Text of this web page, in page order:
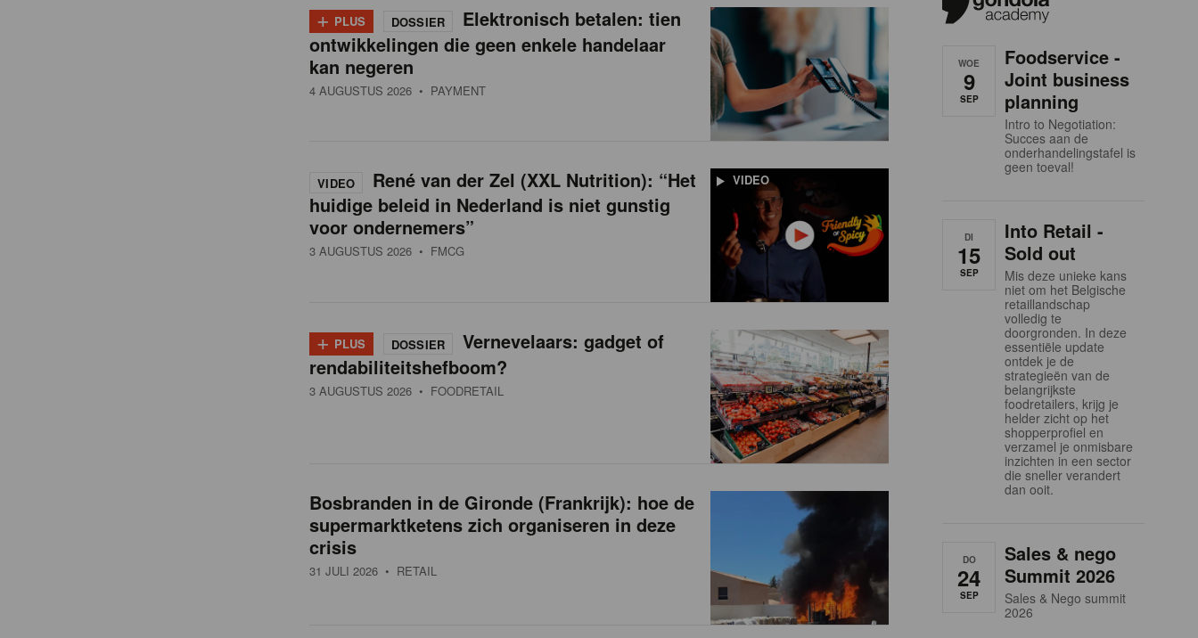
+ PLUS DOSSIER
Elektronisch betalen: tien
ontwikkelingen die geen enkele handelaar
kan negeren
4 AUGUSTUS 2026 • PAYMENT
VIDEO
VIDEO
René van der Zel (XXL Nutrition): “Het
huidige beleid in Nederland is niet gunstig
voor ondernemers”
3 AUGUSTUS 2026 • FMCG
+ PLUS DOSSIER
Vernevelaars: gadget of
rendabiliteitshefboom?
3 AUGUSTUS 2026 • FOODRETAIL
Bosbranden in de Gironde (Frankrijk): hoe de
supermarktketens zich organiseren in deze
crisis
31 JULI 2026 • RETAIL
WOE
9
SEP
Foodservice -
Joint business
planning
Intro to Negotiation:
Succes aan de
onderhandelingstafel is
geen toeval!
DI
15
SEP
Into Retail -
Sold out
Mis deze unieke kans
niet om het Belgische
retaillandschap
volledig te
doorgronden. In deze
essentiële update
ontdek je de
strategieën van de
belangrijkste
foodretailers, krijg je
helder zicht op het
shopperprofiel en
verzamel je onmisbare
inzichten in een sector
die sneller verandert
dan ooit.
DO
24
SEP
Sales & nego
Summit 2026
Sales & Nego summit
2026